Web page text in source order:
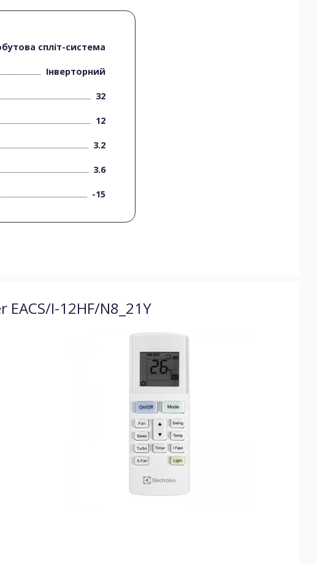
спліт-система
Інверторний
32
12
3.2
3.6
-15
I-12HF/N8_21Y